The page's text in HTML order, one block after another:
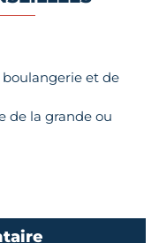
boulangerie et de
de la grande ou